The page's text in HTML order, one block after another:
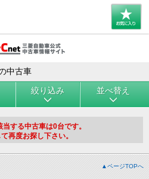
中古車
絞り込み 並べ替え
する中古車は0台です。
再度お探し下さい。
▲ページTOPへ